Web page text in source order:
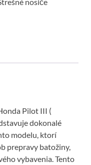
Pilot III (
dokonalé
modelu, ktorí
prepravy batožiny,
vybavenia. Tento